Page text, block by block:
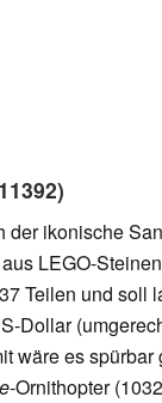
der ikonische
LEGO-
Teilen und soll
Dollar
wäre es spürbar
-Ornithopter